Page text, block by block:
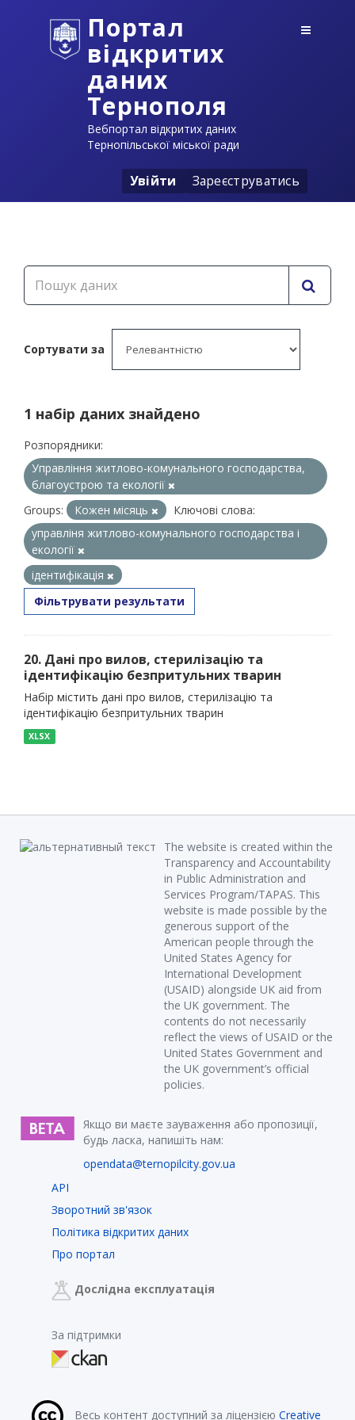
Портал
відкритих
даних
Тернополя
Вебпортал відкритих даних
Тернопільської міської ради
Увійти Зареєструватись
Сортувати за
1 набір даних знайдено
Розпорядники:
Управління житлово-комунального господарства,
благоустрою та екології
Groups:
Кожен місяць
Ключові слова:
управліня житлово-комунального господарства і
екології
ідентифікація
Фільтрувати результати
20. Дані про вилов, стерилізацію та
ідентифікацію безпритульних тварин
Набір містить дані про вилов, стерилізацію та
ідентифікацію безпритульних тварин
XLSX
The website is created within the
Transparency and Accountability
in Public Administration and
Services Program/TAPAS. This
website is made possible by the
generous support of the
American people through the
United States Agency for
International Development
(USAID) alongside UK aid from
the UK government. The
contents do not necessarily
reflect the views of USAID or the
United States Government and
the UK government’s official
policies.
Якщо ви маєте зауваження або пропозиції,
будь ласка, напишіть нам:
opendata@ternopilcity.gov.ua
API
Зворотний зв'язок
Політика відкритих даних
Про портал
Дослідна експлуатація
За підтримки
Весь контент доступний за ліцензією Creative